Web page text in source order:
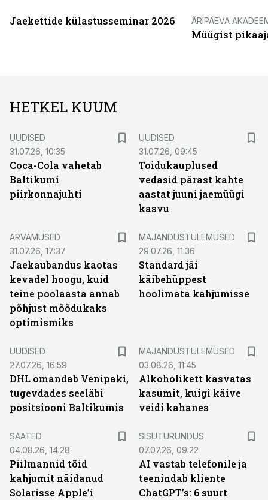
Jaekettide külastusseminar 2026 ÄRIPÄEVA
Müügist
HETKEL KUUM
UUDISED
31.07.26, 10:35
Coca-Cola vahetab
Baltikumi
piirkonnajuhti
UUDISED
31.07.26, 09:45
Toidukauplused
vedasid pärast kahte
aastat juuni jaemüügi
kasvu
ARVAMUSED
31.07.26, 17:37
Jaekaubandus kaotas
kevadel hoogu, kuid
teine poolaasta annab
põhjust mõõdukaks
optimismiks
MAJANDUSTULEMUSED
29.07.26, 11:36
Standard jäi
käibehüppest
hoolimata kahjumisse
UUDISED
27.07.26, 16:59
DHL omandab Venipaki,
tugevdades seeläbi
positsiooni Baltikumis
MAJANDUSTULEMUSED
03.08.26, 11:45
Alkoholikett kasvatas
kasumit, kuigi käive
veidi kahanes
SAATED
04.08.26, 14:28
Piilmannid tõid
kahjumit näidanud
Solarisse Apple’i
SISUTURUNDUS
07.07.26, 09:22
AI vastab telefonile ja
teenindab kliente
ChatGPT’s: 6 suurt